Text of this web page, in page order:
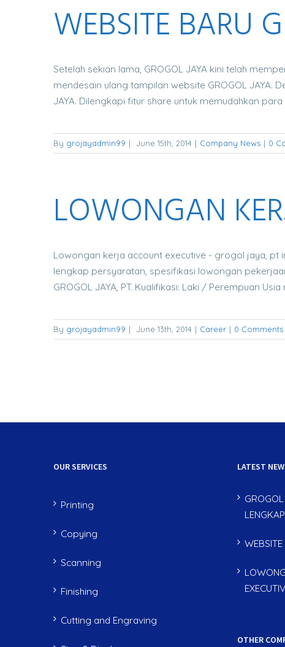
WEBSITE BARU
Setelah sekian lama, GROGOL JAYA kini telah
mendesain ulang tampilan website GROGOL
JAYA. Dilengkapi fitur share untuk memudahkan
By grojayadmin99 | June 15th, 2014 | Company News | 0
LOWONGAN
Lowongan kerja account executive - grogol jaya, pt
lengkap persyaratan, spesifikasi lowongan
GROGOL JAYA, PT. Kualifikasi: Laki / Perempuan
By grojayadmin99 | June 13th, 2014 | Career | 0 Comments
OUR SERVICES
Printing
Copying
Scanning
Finishing
Cutting and Engraving
LATEST
LENGKAP
OTHER